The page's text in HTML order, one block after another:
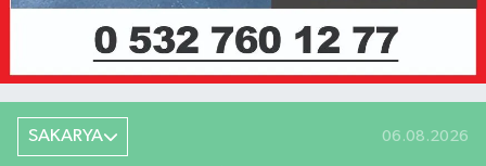
SAKARYA 06.08.2026